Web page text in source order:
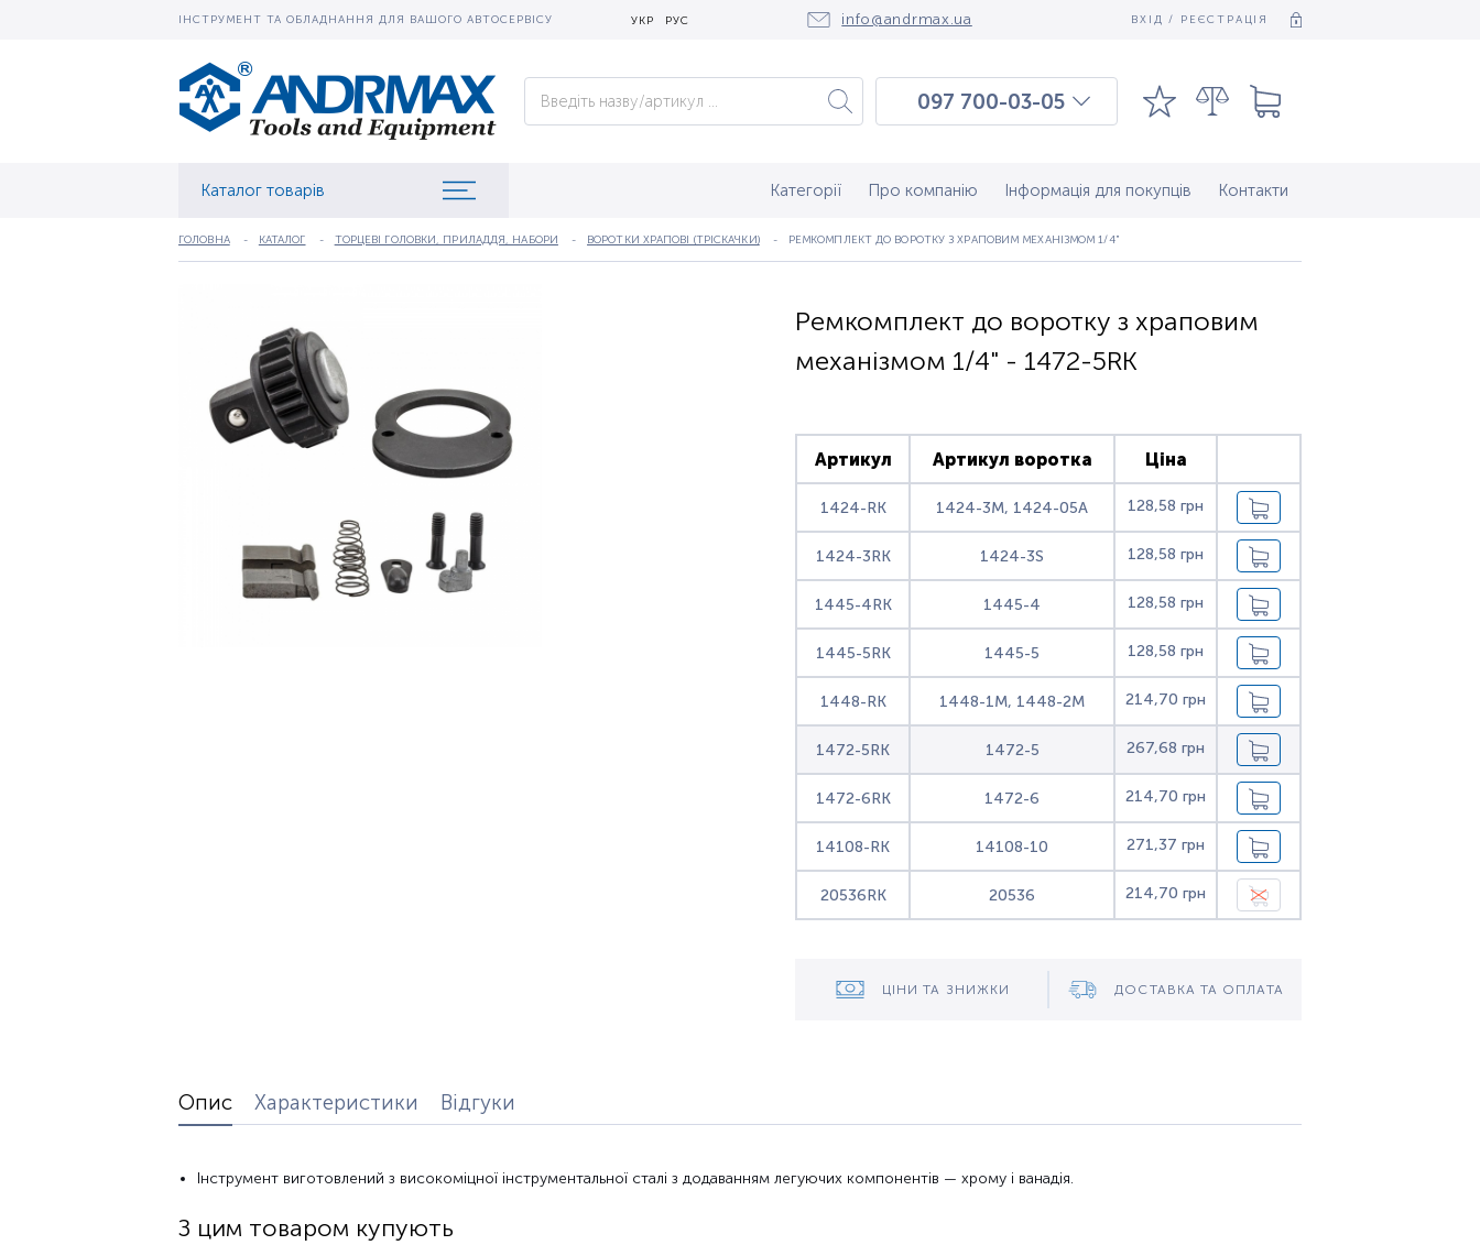
ІНСТРУМЕНТ ТА ОБЛАДНАННЯ ДЛЯ ВАШОГО АВТОСЕРВІСУ УКР РУС info@andrmax.ua ВХІД / РЕЄСТРАЦІЯ
097 700-03-05
097 003-03-09
Каталог товарів Категорії Про компанію Інформація для покупців Контакти
ГОЛОВНА КАТАЛОГ ТОРЦЕВІ ГОЛОВКИ, ПРИЛАДДЯ, НАБОРИ ВОРОТКИ ХРАПОВІ (ТРІСКАЧКИ) РЕМКОМПЛЕКТ ДО ВОРОТКУ З ХРАПОВИМ МЕХАНІЗМОМ 1/4"
Ремкомплект до воротку з храповим
механізмом 1/4" - 1472-5RK
Артикул Артикул воротка Ціна
1424-RK 1424-3M, 1424-05A 128,58 грн
1424-3RK 1424-3S 128,58 грн
1445-4RK 1445-4 128,58 грн
1445-5RK 1445-5 128,58 грн
1448-RK 1448-1M, 1448-2M 214,70 грн
1472-5RK 1472-5 267,68 грн
1472-6RK 1472-6 214,70 грн
14108-RK 14108-10 271,37 грн
20536RK 20536 214,70 грн
ЦІНИ ТА ЗНИЖКИ ДОСТАВКА ТА ОПЛАТА
Опис Характеристики Відгуки
Інструмент виготовлений з високоміцної інструментальної сталі з додаванням легуючих компонентів — хрому і ванадія.
З цим товаром купують